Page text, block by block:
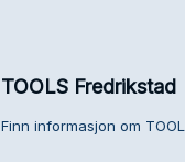
TOOLS Fredrikstad
Finn informasjon om